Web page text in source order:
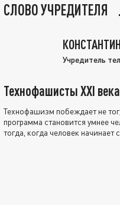
СЛОВО УЧРЕДИТЕЛЯ
Учредитель
Технофашисты XXI века
Технофашизм побеждает не
программа становится умнее
тогда, когда человек начинает